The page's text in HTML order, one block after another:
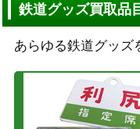
鉄道グッズ買取品
あらゆる鉄道グッズ